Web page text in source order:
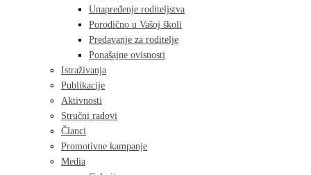
Unapređenje roditeljstva
Porodično u Vašoj školi
Predavanje za roditelje
Ponašajne ovisnosti
Istraživanja
Publikacije
Aktivnosti
Stručni radovi
Članci
Promotivne kampanje
Media